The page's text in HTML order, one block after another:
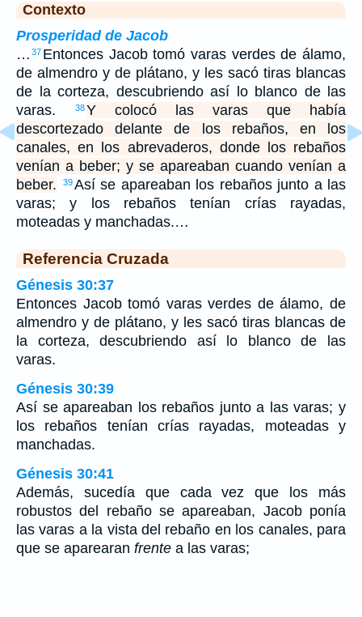
Contexto
Prosperidad de Jacob
… 37 Entonces Jacob tomó varas verdes de álamo,
de almendro y de plátano, y les sacó tiras blancas
de la corteza, descubriendo así lo blanco de las
varas.
38Y colocó las varas que había
descortezado delante de los rebaños, en los
canales, en los abrevaderos, donde los rebaños
venían a beber; y se apareaban cuando venían a
beber.
39 Así se apareaban los rebaños junto a las
varas; y los rebaños tenían crías rayadas,
moteadas y manchadas.…
Referencia Cruzada
Génesis 30:37
Entonces Jacob tomó varas verdes de álamo, de
almendro y de plátano, y les sacó tiras blancas de
la corteza, descubriendo así lo blanco de las
varas.
Génesis 30:39
Así se apareaban los rebaños junto a las varas; y
los rebaños tenían crías rayadas, moteadas y
manchadas.
Génesis 30:41
Además, sucedía que cada vez que los más
robustos del rebaño se apareaban, Jacob ponía
las varas a la vista del rebaño en los canales, para
que se aparearan frente a las varas;